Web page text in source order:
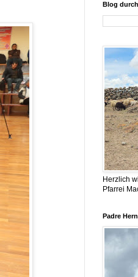
Blog
Herzlich
Pfarrei
Padre